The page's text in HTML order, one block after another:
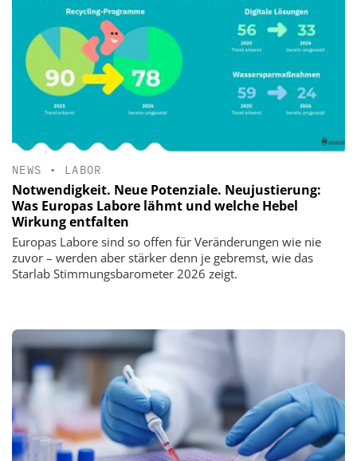
NEWS • LABOR
Notwendigkeit. Neue Potenziale. Neujustierung:
Was Europas Labore lähmt und welche Hebel
Wirkung entfalten
Europas Labore sind so offen für Veränderungen wie nie
zuvor – werden aber stärker denn je gebremst, wie das
Starlab Stimmungsbarometer 2026 zeigt.